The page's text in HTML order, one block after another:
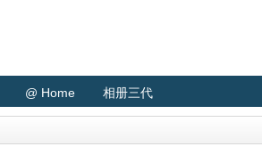
@ Home 相册三代